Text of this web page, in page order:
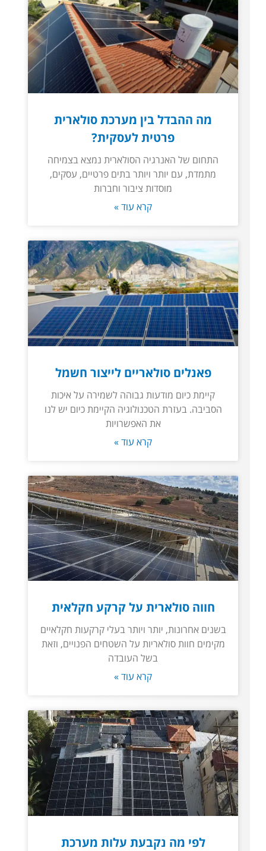
מה ההבדל בין מערכת סולארית
פרטית לעסקית?
התחום של האנרגיה הסולארית נמצא בצמיחה
מתמדת, עם יותר ויותר בתים פרטיים, עסקים,
מוסדות ציבור וחברות
קרא עוד »
פאנלים סולאריים לייצור חשמל
קיימת כיום מודעות גבוהה לשמירה על איכות
הסביבה. בעזרת הטכנולוגיה הקיימת כיום יש לנו
את האפשרויות
קרא עוד »
חווה סולארית על קרקע חקלאית
בשנים אחרונות, יותר ויותר בעלי קרקעות חקלאיים
מקימים חוות סולאריות על השטחים הפנויים, וזאת
בשל העובדה
קרא עוד »
לפי מה נקבעת עלות מערכת